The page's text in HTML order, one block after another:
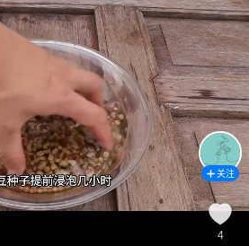
关注
4